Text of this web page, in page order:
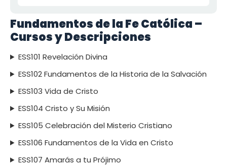
Fundamentos de la Fe Católica –
Cursos y Descripciones
ESS101 Revelación Divina
ESS102 Fundamentos de la Historia de la Salvación
ESS103 Vida de Cristo
ESS104 Cristo y Su Misión
ESS105 Celebración del Misterio Cristiano
ESS106 Fundamentos de la Vida en Cristo
ESS107 Amarás a tu Prójimo